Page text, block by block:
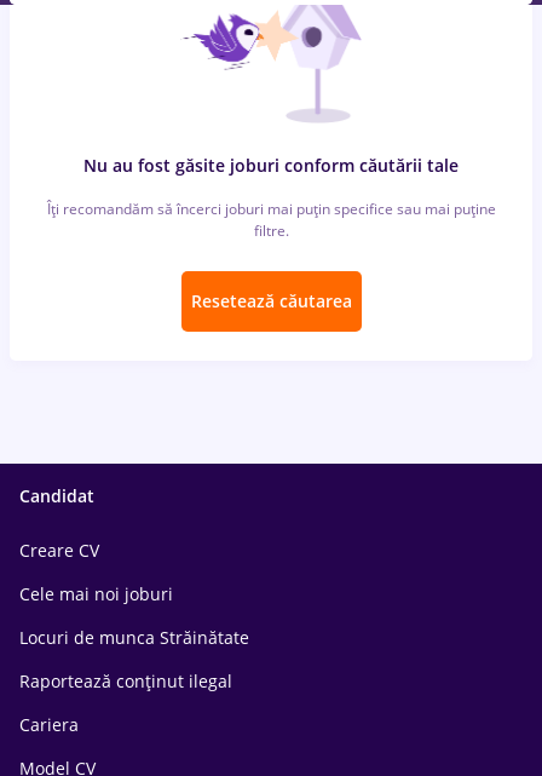
Nu au fost găsite joburi conform căutării tale
Îți recomandăm să încerci joburi mai puțin specifice sau mai puține
filtre.
Resetează căutarea
Candidat
Creare CV
Cele mai noi joburi
Locuri de munca Străinătate
Raportează conținut ilegal
Cariera
Model CV